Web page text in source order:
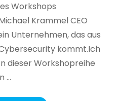
Workshops
Krammel CEO
Unternehmen, das aus
kommt.Ich
dieser Workshopreihe
…